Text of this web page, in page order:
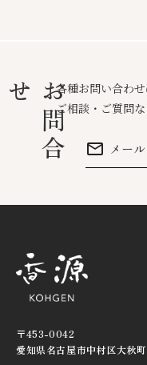
お
問
合
せ
各種お問い合わせ
ご相談・ご質問
mail_outline メー
〒453-0042
愛知県名古屋市中村区大秋